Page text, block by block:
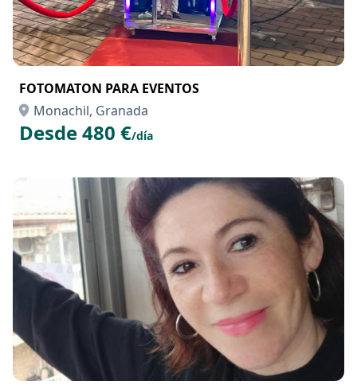
FOTOMATON PARA EVENTOS
Monachil, Granada
Desde 480 €/día